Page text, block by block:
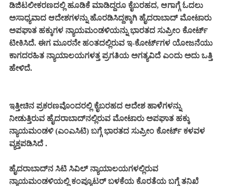
ಡಿಜಿಟಲೀಕರಣದಲ್ಲಿ ಹೂಡಿಕೆ ಮಾಡಿದ್ದರೂ ಕೈಬರಹದ, ಆಗಾಗ್ಗೆ ಓದಲು
ಅಸಾಧ್ಯವಾದ ಆದೇಶಗಳನ್ನು ಹೊರಡಿಸಿದ್ದಕ್ಕಾಗಿ ಹೈದರಾಬಾದ್ ಮೋಟಾರು
ಅಪಘಾತ ಹಕ್ಕುಗಳ ನ್ಯಾಯಮಂಡಳಿಯನ್ನು ಭಾರತದ ಸುಪ್ರೀಂ ಕೋರ್ಟ್
ಟೀಕಿಸಿದೆ. ಈಗ ಮೂರನೇ ಹಂತದಲ್ಲಿರುವ ಇ-ಕೋರ್ಟ್‌ಗಳ ಯೋಜನೆಯು
ಕಾಗದರಹಿತ ನ್ಯಾಯಾಲಯಗಳತ್ತ ಪ್ರಗತಿಯ ಅಗತ್ಯವಿದೆ ಎಂದು ಅದು ಒತ್ತಿ
ಹೇಳಿದೆ.
ಇತ್ತೀಚಿನ ಪ್ರಕರಣವೊಂದರಲ್ಲಿ ಕೈಬರಹದ ಆದೇಶ ಹಾಳೆಗಳನ್ನು
ನೀಡುತ್ತಿರುವ ಹೈದರಾಬಾದ್‌ನಲ್ಲಿರುವ ಮೋಟಾರು ಅಪಘಾತ ಹಕ್ಕು
ನ್ಯಾಯಮಂಡಳಿ (ಎಂಎಸಿಟಿ) ಬಗ್ಗೆ ಭಾರತದ ಸುಪ್ರೀಂ ಕೋರ್ಟ್ ಕಳವಳ
ವ್ಯಕ್ತಪಡಿಸಿದೆ .
ಹೈದರಾಬಾದ್‌ನ ಸಿಟಿ ಸಿವಿಲ್ ನ್ಯಾಯಾಲಯಗಳಲ್ಲಿರುವ
ನ್ಯಾಯಮಂಡಳಿಯಲ್ಲಿ ಕಂಪ್ಯೂಟರ್ ಬಳಕೆಯ ಕೊರತೆಯ ಬಗ್ಗೆ ತನಿಖೆ